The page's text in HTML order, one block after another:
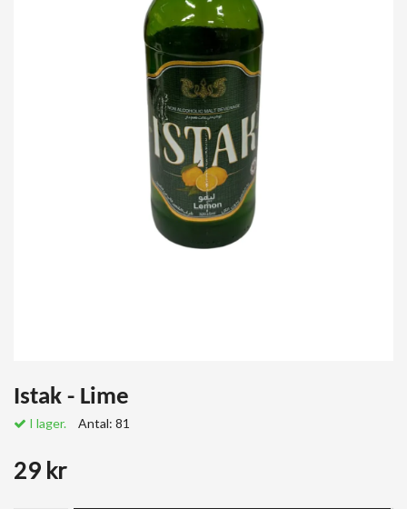
Istak - Lime
I lager. Antal: 81
29 kr